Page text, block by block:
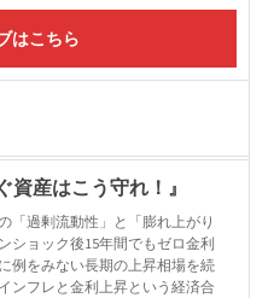
はこちら
産はこう守れ！』
「過剰流動性」と「膨れ上がり
ショック後15年間でもゼロ金利
例をみない長期の上昇相場を続
ンフレと金利上昇という経済合